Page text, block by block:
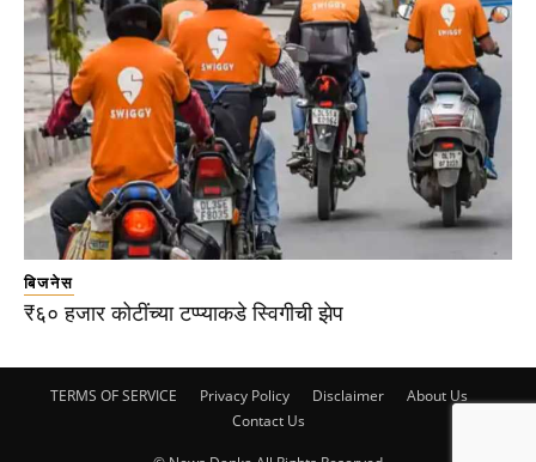
बिजनेस
₹६० हजार कोटींच्या टप्प्याकडे स्विगीची झेप
TERMS OF SERVICE Privacy Policy Disclaimer
About Us
Contact Us